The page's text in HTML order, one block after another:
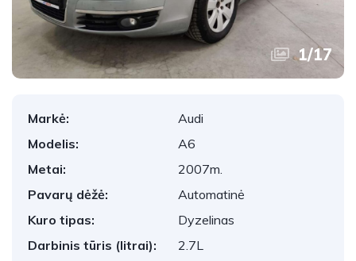
1/17
Markė:
Audi
Modelis:
A6
Metai:
2007m.
Pavarų dėžė:
Automatinė
Kuro tipas:
Dyzelinas
Darbinis tūris (litrai):
2.7L